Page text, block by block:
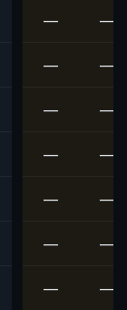
— —
— —
— —
— —
— —
— —
— —